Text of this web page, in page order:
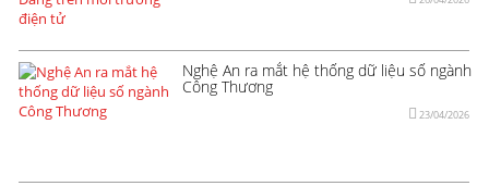
Nghệ An ra mắt hệ thống dữ liệu số ngành
Công Thương
23/04/2026